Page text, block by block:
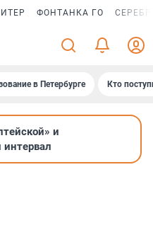
ФОНТАНКА ГО
в Петербурге Кто
и